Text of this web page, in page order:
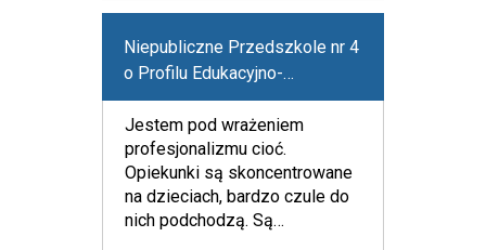
Niepubliczne Przedszkole nr 4
o Profilu Edukacyjno-
Przyrodniczym "Pod Dębusiem
Olbrzymkiem"
Jestem pod wrażeniem
profesjonalizmu cioć.
Opiekunki są skoncentrowane
na dzieciach, bardzo czule do
nich podchodzą. Są